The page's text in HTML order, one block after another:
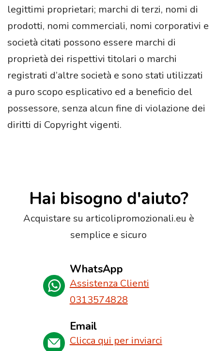
legittimi proprietari; marchi di terzi, nomi di
prodotti, nomi commerciali, nomi corporativi e
società citati possono essere marchi di
proprietà dei rispettivi titolari o marchi
registrati d’altre società e sono stati utilizzati
a puro scopo esplicativo ed a beneficio del
possessore, senza alcun fine di violazione dei
diritti di Copyright vigenti.
Hai bisogno d'aiuto?
Acquistare su articolipromozionali.eu è
semplice e sicuro
WhatsApp
Assistenza Clienti
0313574828
Email
Clicca qui per inviarci